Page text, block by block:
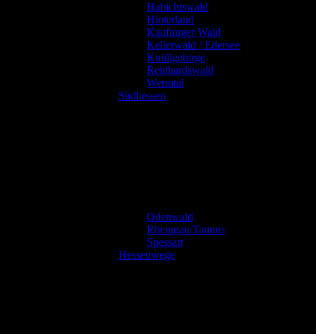
Habichtswald
Hinterland
Kaufunger Wald
Kellerwald / Edersee
Knüllgebirge
Reinhardswald
Werratal
Südhessen
Odenwald
Rheingau/Taunus
Spessart
Hessenwege